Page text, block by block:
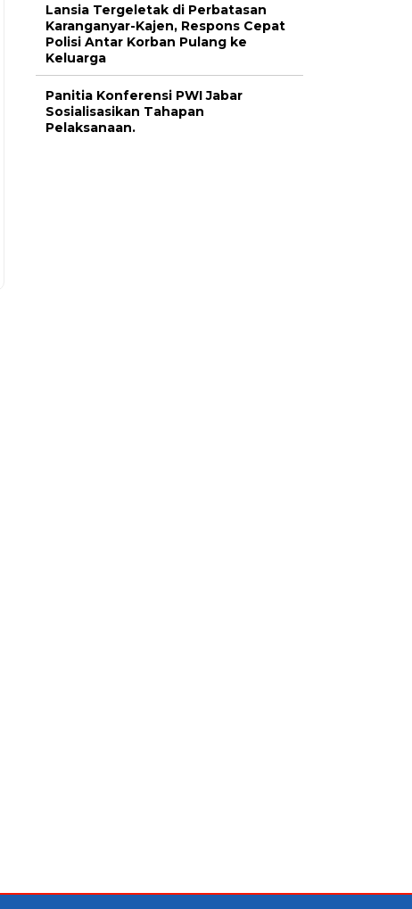
Lansia Tergeletak di Perbatasan
Karanganyar-Kajen, Respons Cepat
Polisi Antar Korban Pulang ke
Keluarga
Panitia Konferensi PWI Jabar
Sosialisasikan Tahapan
Pelaksanaan.